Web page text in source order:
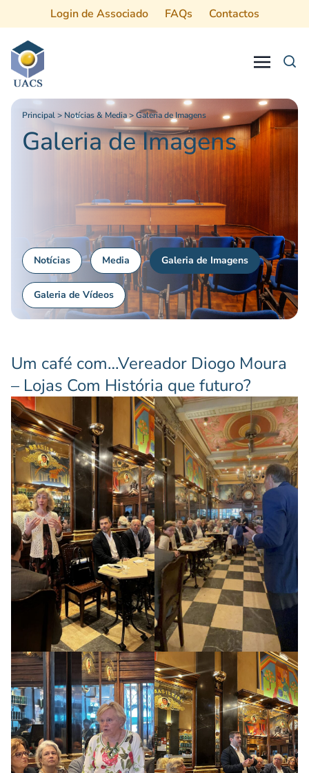
Login de Associado FAQs Contactos
Principal> Notícias & Media>Galeria de Imagens
Galeria de Imagens
Notícias Media Galeria de Imagens
Galeria de Vídeos
Um café com…Vereador Diogo Moura
– Lojas Com História que futuro?